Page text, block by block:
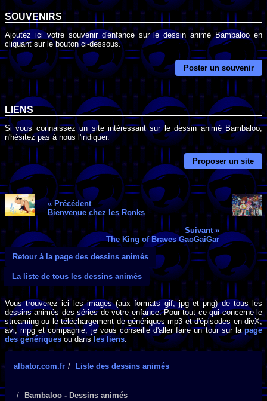
SOUVENIRS
Ajoutez ici votre souvenir d'enfance sur le dessin animé Bambaloo en
cliquant sur le bouton ci-dessous.
Poster un souvenir
LIENS
Si vous connaissez un site intéressant sur le dessin animé Bambaloo,
n'hésitez pas à nous l'indiquer.
Proposer un site
« Précédent
Bienvenue chez les Ronks
Suivant »
The King of Braves GaoGaiGar
Retour à la page des dessins animés
La liste de tous les dessins animés
Vous trouverez ici les images (aux formats gif, jpg et png) de tous les
dessins animés des séries de votre enfance. Pour tout ce qui concerne le
streaming ou le téléchargement de génériques mp3 et d'épisodes en divX,
avi, mpg et compagnie, je vous conseille d'aller faire un tour sur lapage
des génériques ou dans les liens.
albator.com.fr Liste des dessins animés
Bambaloo - Dessins animés